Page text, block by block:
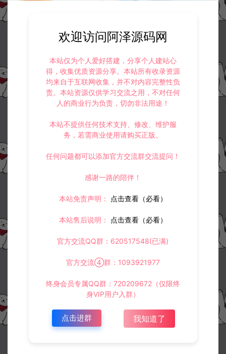
此资源下载价格为 800 星钻，请先 登录
收藏 (0) 打赏 点赞 (0)
本站资源售价只是赞助，收取费用仅维持本站的日常运营所需。
将会第一时间解决！
业用途，请大家不要用于商用！
https://www.lyzwlkj.vip/57691/jszy/
冷雨泽ღ 默认解压密码：www.lyzwlkj.vip
欢迎访问阿泽源码网
本站仅为个人爱好搭建，分享个人建站心
得，收集优质资源分享。本站所有收录资源
均来自于互联网收集，并不对内容完整性负
责。本站资源仅供学习交流之用，不对任何
人的商业行为负责，切勿非法用途！
本站不提供任何技术支持、修改、维护服
务，若需商业使用请购买正版。
任何问题都可以添加官方交流群交流提问！
感谢一路的陪伴！
本站免责声明： 点击查看（必看）
本站售后说明： 点击查看（必看）
官方交流QQ群：620517548(已满)
官方交流④群：1093921977
终身会员专属QQ群：720209672（仅限终
身VIP用户入群）
点击进群 我知道了